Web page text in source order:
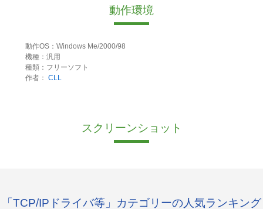
動作環境
動作OS：Windows Me/2000/98
機種：汎用
種類：フリーソフト
作者： CLL
スクリーンショット
「TCP/IPドライバ等」カテゴリーの人気ランキング